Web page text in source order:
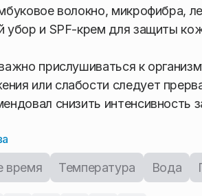
волокно, микрофибра,
убор и SPF-крем для защиты
прислушиваться к
или слабости следует
снизить интенсивность
время Температура Вода